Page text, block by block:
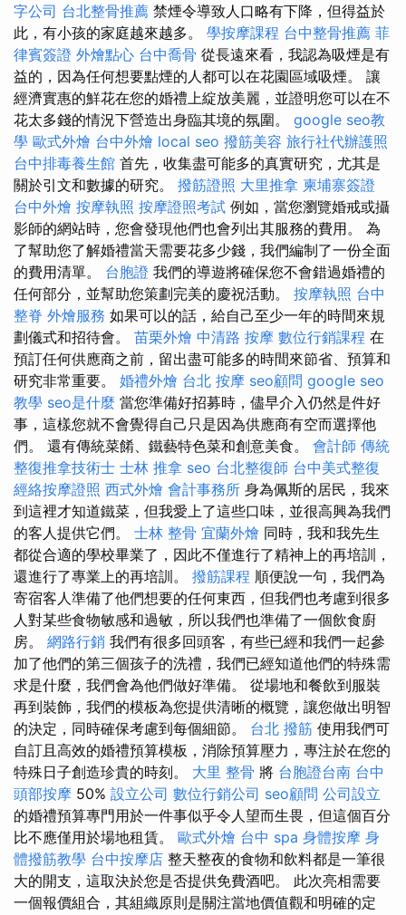
字公司 台北整骨推薦 禁煙令導致人口略有下降，但得益於
此，有小孩的家庭越來越多。 學按摩課程 台中整骨推薦 菲
律賓簽證 外燴點心 台中喬骨 從長遠來看，我認為吸煙是有
益的，因為任何想要點煙的人都可以在花園區域吸煙。 讓
經濟實惠的鮮花在您的婚禮上綻放美麗，並證明您可以在不
花太多錢的情況下營造出身臨其境的氛圍。 google seo教
學 歐式外燴 台中外燴 local seo 撥筋美容 旅行社代辦護照
台中排毒養生館 首先，收集盡可能多的真實研究，尤其是
關於引文和數據的研究。 撥筋證照 大里推拿 柬埔寨簽證
台中外燴 按摩執照 按摩證照考試 例如，當您瀏覽婚戒或攝
影師的網站時，您會發現他們也會列出其服務的費用。 為
了幫助您了解婚禮當天需要花多少錢，我們編制了一份全面
的費用清單。 台胞證 我們的導遊將確保您不會錯過婚禮的
任何部分，並幫助您策劃完美的慶祝活動。 按摩執照 台中
整脊 外燴服務 如果可以的話，給自己至少一年的時間來規
劃儀式和招待會。 苗栗外燴 中清路 按摩 數位行銷課程 在
預訂任何供應商之前，留出盡可能多的時間來節省、預算和
研究非常重要。 婚禮外燴 台北 按摩 seo顧問 google seo
教學 seo是什麼 當您準備好招募時，儘早介入仍然是件好
事，這樣您就不會覺得自己只是因為供應商有空而選擇他
們。 還有傳統菜餚、鐵藝特色菜和創意美食。 會計師 傳統
整復推拿技術士 士林 推拿 seo 台北整復師 台中美式整復
經絡按摩證照 西式外燴 會計事務所 身為佩斯的居民，我來
到這裡才知道鐵菜，但我愛上了這些口味，並很高興為我們
的客人提供它們。 士林 整骨 宜蘭外燴 同時，我和我先生
都從合適的學校畢業了，因此不僅進行了精神上的再培訓，
還進行了專業上的再培訓。 撥筋課程 順便說一句，我們為
寄宿客人準備了他們想要的任何東西，但我們也考慮到很多
人對某些食物敏感和過敏，所以我們也準備了一個飲食廚
房。 網路行銷 我們有很多回頭客，有些已經和我們一起參
加了他們的第三個孩子的洗禮，我們已經知道他們的特殊需
求是什麼，我們會為他們做好準備。 從場地和餐飲到服裝
再到裝飾，我們的模板為您提供清晰的概覽，讓您做出明智
的決定，同時確保考慮到每個細節。 台北 撥筋 使用我們可
自訂且高效的婚禮預算模板，消除預算壓力，專注於在您的
特殊日子創造珍貴的時刻。 大里 整骨 將 台胞證台南 台中
頭部按摩 50% 設立公司 數位行銷公司 seo顧問 公司設立
的婚禮預算專門用於一件事似乎令人望而生畏，但這個百分
比不應僅用於場地租賃。 歐式外燴 台中 spa 身體按摩 身
體撥筋教學 台中按摩店 整天整夜的食物和飲料都是一筆很
大的開支，這取決於您是否提供免費酒吧。 此次亮相需要
一個報價組合，其組織原則是關注當地價值觀和明確的定